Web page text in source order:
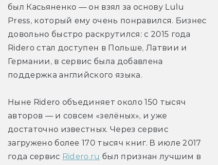
был Касьяненко — он взял за основу Lulu
Press, который ему очень понравился. Бизнес
довольно быстро раскрутился: с 2015 года
Ridero стал доступен в Польше, Латвии и
Германии, в сервис была добавлена
поддержка английского языка.
Ныне Ridero объединяет около 150 тысяч
авторов — и совсем «зелёных», и уже
достаточно известных. Через сервис
загружено более 170 тысяч книг. В июле 2017
года сервис Ridero.ru был признан лучшим в